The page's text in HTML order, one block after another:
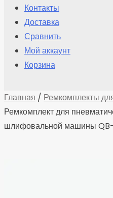
Контакты
Доставка
Сравнить
Мой аккаунт
Корзина
Главная / Ремкомплекты
Ремкомплект для
шлифовальной машины